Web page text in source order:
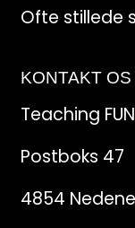
Ofte stillede
KONTAKT OS
Teaching
Postboks 47
4854